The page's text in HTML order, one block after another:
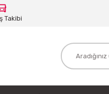
Takibi